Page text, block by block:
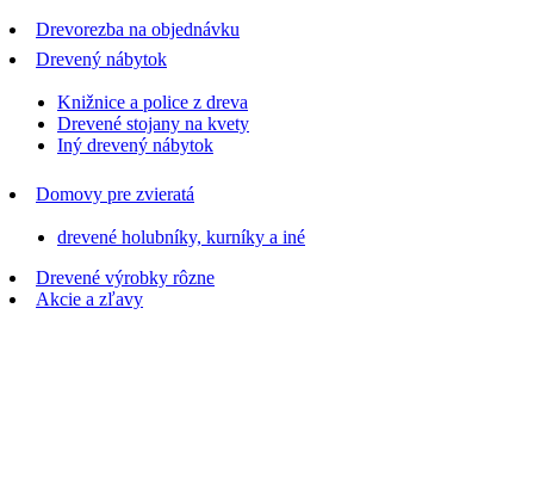
Drevorezba na objednávku
Drevený nábytok
Knižnice a police z dreva
Drevené stojany na kvety
Iný drevený nábytok
Domovy pre zvieratá
drevené holubníky, kurníky a iné
Drevené výrobky rôzne
Akcie a zľavy